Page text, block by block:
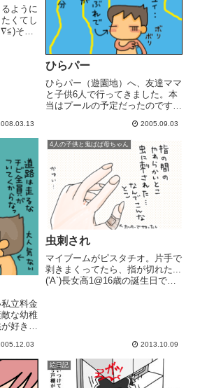
ように
くてし
その
ひらパー
ひらパー（遊園地）へ、友達ママ
と子供6人で行ってきました。本
当はプールの予定だったのです
プールは無し。プールは物凄い人
出で、まさに”芋洗い”状態!!「プ
ール行かなくてよかったよーアハ
ハハ」軽く負け惜しみ。まだひ...
2005.09.03
立料金
な幼稚
好きな
先生好
2人を
ヤヒヤ
れぞ...
4人の子供と鬼ばば母ちゃん
虫刺され
マイブームがピスタチオ。片手で
剥きまくってたら、指が切れた...
('A`)長女高1@16歳の誕生日でし
2013.10.09
絵日記